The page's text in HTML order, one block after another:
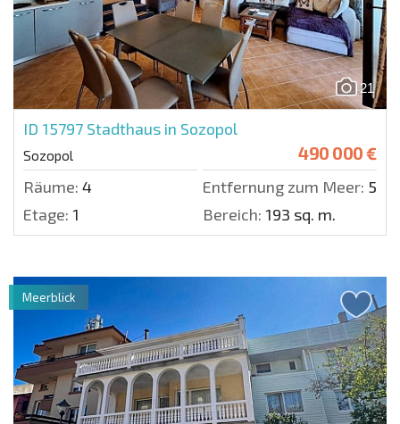
21
ID 15797 Stadthaus in Sozopol
Sozopol 490 000 €
Räume: 4 Entfernung zum Meer: 50
Etage: 1 Bereich: 193 sq. m.
Meerblick